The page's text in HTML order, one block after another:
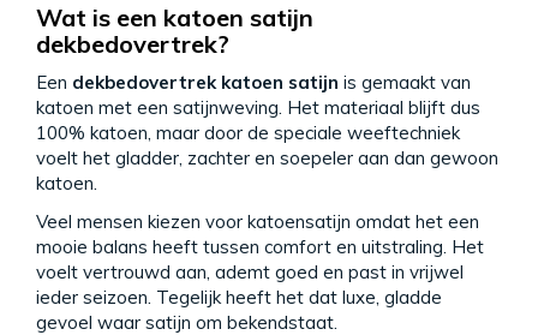
Wat is een katoen satijn
dekbedovertrek?
Een dekbedovertrek katoen satijn is gemaakt van
katoen met een satijnweving. Het materiaal blijft dus
100% katoen, maar door de speciale weeftechniek
voelt het gladder, zachter en soepeler aan dan gewoon
katoen.
Veel mensen kiezen voor katoensatijn omdat het een
mooie balans heeft tussen comfort en uitstraling. Het
voelt vertrouwd aan, ademt goed en past in vrijwel
ieder seizoen. Tegelijk heeft het dat luxe, gladde
gevoel waar satijn om bekendstaat.